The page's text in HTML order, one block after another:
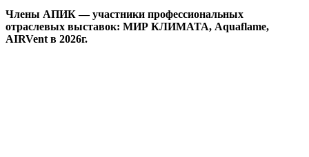
Члены АПИК — участники профессиональных
отраслевых выставок: МИР КЛИМАТА, Aquaflame,
AIRVent в 2026г.